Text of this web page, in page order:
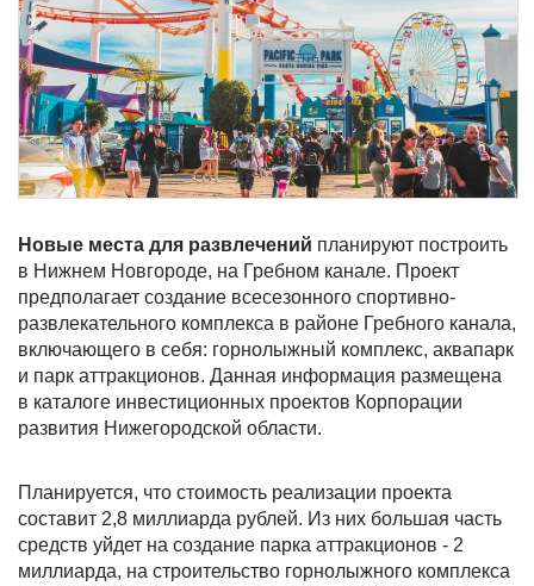
Новые места для развлечений планируют построить
в Нижнем Новгороде, на Гребном канале. Проект
предполагает создание всесезонного спортивно-
развлекательного комплекса в районе Гребного канала,
включающего в себя: горнолыжный комплекс, аквапарк
и парк аттракционов. Данная информация размещена
в каталоге инвестиционных проектов Корпорации
развития Нижегородской области.
Планируется, что стоимость реализации проекта
составит 2,8 миллиарда рублей. Из них большая часть
средств уйдет на создание парка аттракционов - 2
миллиарда, на строительство горнолыжного комплекса